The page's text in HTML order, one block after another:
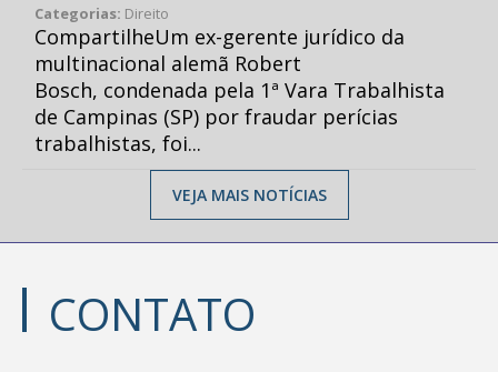
Categorias: Direito
CompartilheUm ex-gerente jurídico da
multinacional alemã Robert
Bosch, condenada pela 1ª Vara Trabalhista
de Campinas (SP) por fraudar perícias
trabalhistas, foi...
VEJA MAIS NOTÍCIAS
CONTATO